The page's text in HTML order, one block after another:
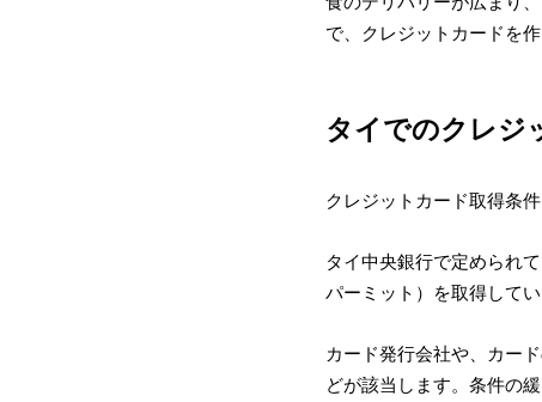
で、クレジットカードを
タイでのクレジ
クレジットカード取得条件
タイ中央銀行で定められ
パーミット）を取得して
カード発行会社や、カー
どが該当します。条件の